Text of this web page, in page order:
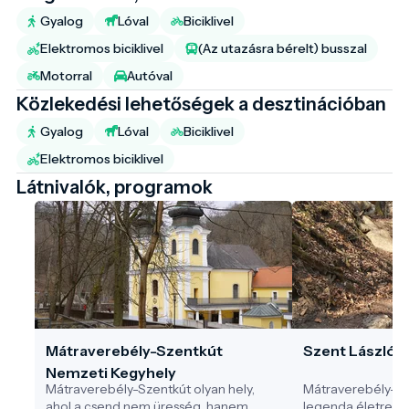
Gyalog Lóval
Biciklivel
Elektromos biciklivel
(Az utazásra bérelt) busszal
Motorral
Autóval
Közlekedési lehetőségek a desztinációban
Gyalog Lóval
Biciklivel
Elektromos biciklivel
Látnivalók, programok
Mátraverebély-Szentkút
Nemzeti Kegyhely
Mátraverebély-Szentkút olyan hely,
Szent László
Mátraverebély-